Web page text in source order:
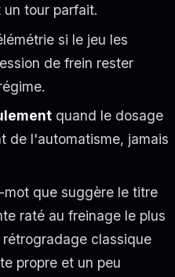
tour parfait.
si le jeu les
de frein rester
quand le dosage
de l'automatisme, jamais
que suggère le titre
raté au freinage le plus
classique
propre et un peu